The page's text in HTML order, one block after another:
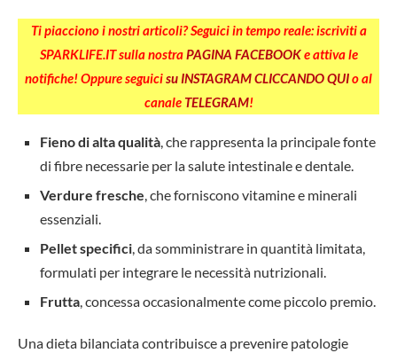
Ti piacciono i nostri articoli? Seguici in tempo reale: iscriviti a
SPARKLIFE.IT sulla nostraPAGINA FACEBOOKe attiva le
notifiche! Oppure seguicisu INSTAGRAM CLICCANDO QUIo al
canale TELEGRAM!
Fieno di alta qualità , che rappresenta la principale fonte
di fibre necessarie per la salute intestinale e dentale.
Verdure fresche , che forniscono vitamine e minerali
essenziali.
Pellet specifici , da somministrare in quantità limitata,
formulati per integrare le necessità nutrizionali.
Frutta , concessa occasionalmente come piccolo premio.
Una dieta bilanciata contribuisce a prevenire patologie